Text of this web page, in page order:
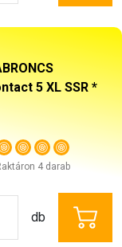
5 XL SSR *
4 darab
db